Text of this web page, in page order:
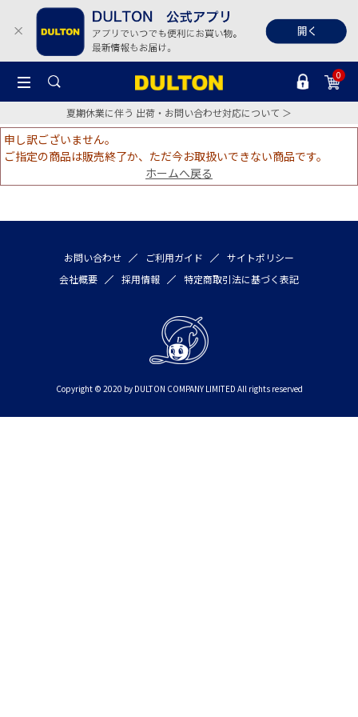
0
夏期休業に伴う 出荷・お問い合わせ対応について ＞
申し訳ございません。
ご指定の商品は販売終了か、ただ今お取扱いできない商品です。
ホームへ戻る
お問い合わせ ご利用ガイド
サイトポリシー
会社概要
採用情報 特定商取引法に基づく表記
Copyright © 2020 by DULTON COMPANY LIMITED All rights reserved